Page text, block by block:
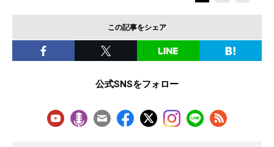
この記事をシェア
公式SNSをフォロー